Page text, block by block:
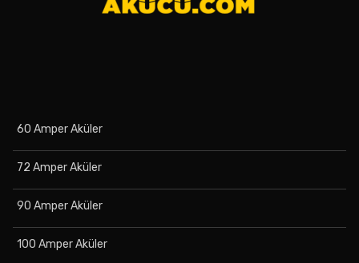
60 Amper Aküler
72 Amper Aküler
90 Amper Aküler
100 Amper Aküler